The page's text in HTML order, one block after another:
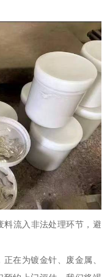
料流入非法处理环节，避
在为镀金针、废金属、